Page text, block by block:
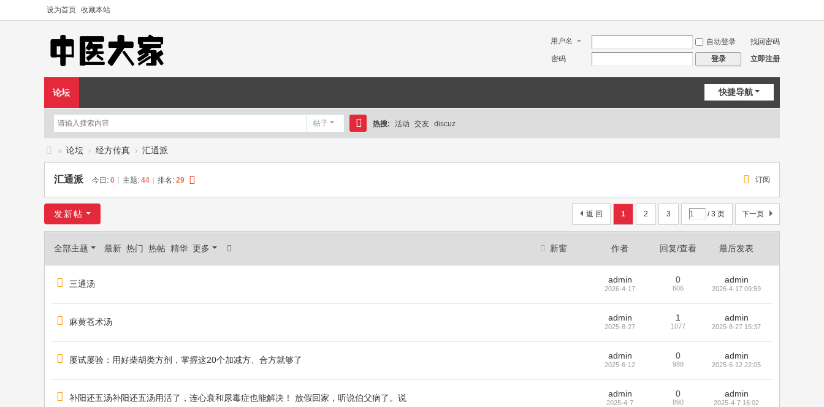
设为首页 收藏本站
用户名 自动登录
找回密码
密码
登录 立即注册
快捷导航
论坛
帖子
搜
热搜: 活动 交友 discuz
大
家
临
» 论坛 › 经方传真 › 汇通派
订阅
汇通派 今日: 0 主题: 44 排名: 29
1 2 3 / 3 页 下一页
返 回
发新帖
新窗
全部主题 最新 热门 热帖 精华 更多 作者 回复/查看 最后发表
三通汤 admin
2026-4-17
0
606
admin
2026-4-17 09:59
麻黄苍术汤 admin
2025-8-27
1
1077
admin
2025-8-27 15:37
屡试屡验：用好柴胡类方剂，掌握这20个加减方、合方就够了 admin
2025-6-12
0
988
admin
2025-6-12 22:05
补阳还五汤补阳还五汤用活了，连心衰和尿毒症也能解决！ 放假回家，听说伯父病了。说 admin
2025-4-7
0
890
admin
2025-4-7 16:02